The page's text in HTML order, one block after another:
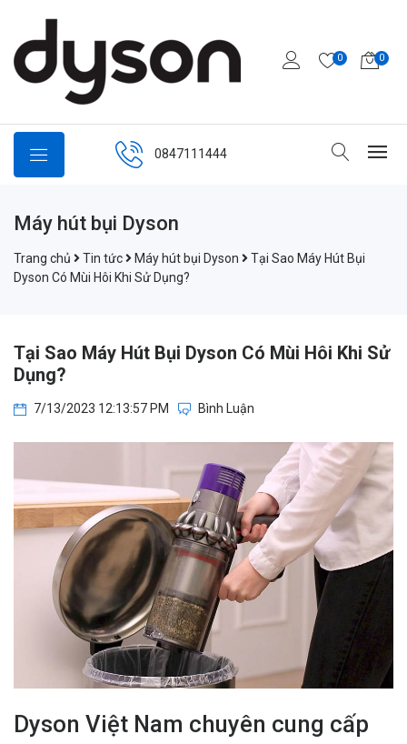
0 0
0847111444
Máy hút bụi Dyson
Trang chủ Tin tức Máy hút bụi Dyson
Tại Sao Máy Hút Bụi
Dyson Có Mùi Hôi Khi Sử Dụng?
Tại Sao Máy Hút Bụi Dyson Có Mùi Hôi Khi Sử
Dụng?
7/13/2023 12:13:57 PM Bình Luận
Dyson Việt Nam chuyên cung cấp